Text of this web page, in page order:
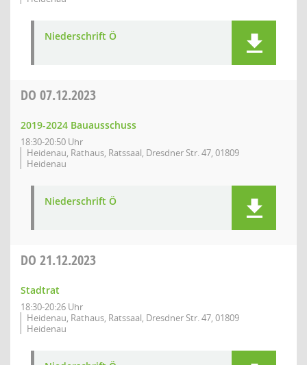
Niederschrift Ö
DO 07.12.2023
2019-2024 Bauausschuss
18:30-20:50 Uhr
Heidenau, Rathaus, Ratssaal, Dresdner Str. 47, 01809
Heidenau
Niederschrift Ö
DO 21.12.2023
Stadtrat
18:30-20:26 Uhr
Heidenau, Rathaus, Ratssaal, Dresdner Str. 47, 01809
Heidenau